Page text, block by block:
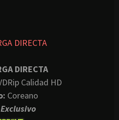
DIRECTA
DIRECTA
Calidad HD
Coreano